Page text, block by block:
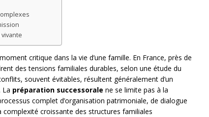
critique dans la vie d’une famille. En France, près de
des tensions familiales durables, selon une étude du
souvent évitables, résultent généralement d’un
La préparation successorale ne se limite pas à la
complet d’organisation patrimoniale, de dialogue
croissante des structures familiales